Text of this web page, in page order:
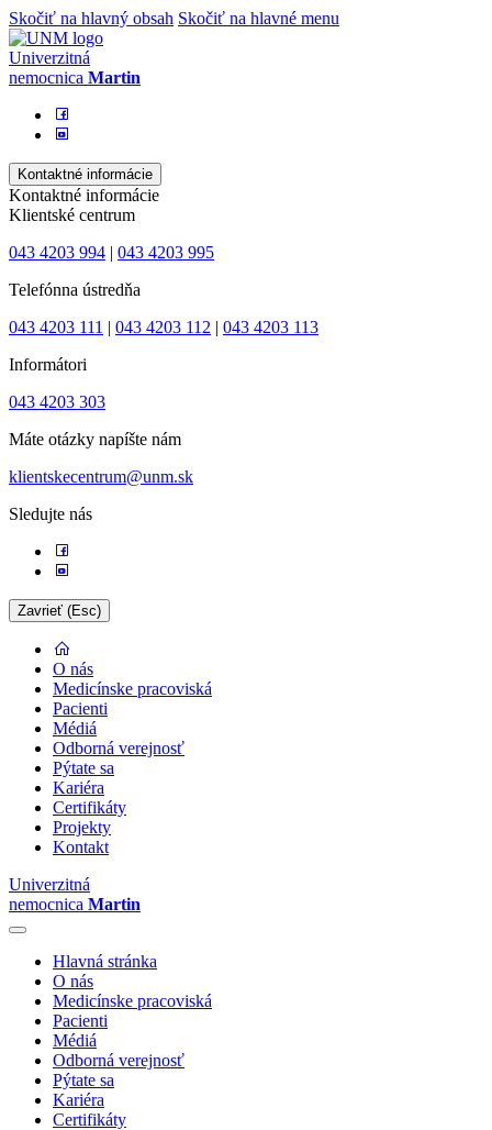
Skočiť na hlavný obsah Skočiť na hlavné menu
Univerzitná
nemocnica Martin
Kontaktné informácie
Kontaktné informácie
Klientské centrum
043 4203 994 | 043 4203 995
Telefónna ústredňa
043 4203 111 | 043 4203 112 | 043 4203 113
Informátori
043 4203 303
Máte otázky napíšte nám
klientskecentrum@unm.sk
Sledujte nás
Zavrieť (Esc)
O nás
Medicínske pracoviská
Pacienti
Médiá
Odborná verejnosť
Pýtate sa
Kariéra
Certifikáty
Projekty
Kontakt
Univerzitná
nemocnica Martin
Hlavná stránka
O nás
Medicínske pracoviská
Pacienti
Médiá
Odborná verejnosť
Pýtate sa
Kariéra
Certifikáty